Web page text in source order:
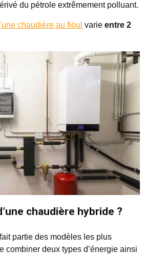
du pétrole extrêmement polluant.
chaudière au fioul varie entre 2
chaudière hybride ?
partie des modèles les plus
combiner deux types d’énergie ainsi